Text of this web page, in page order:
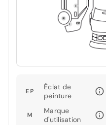
EP
Éclat de
peinture
M
Marque
d'utilisation